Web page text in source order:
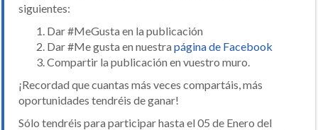
siguientes:
Dar #MeGusta en la publicación
Dar #Me gusta en nuestra página de Facebook
Compartir la publicación en vuestro muro.
¡Recordad que cuantas más veces compartáis, más
oportunidades tendréis de ganar!
Sólo tendréis para participar hasta el 05 de Enero del